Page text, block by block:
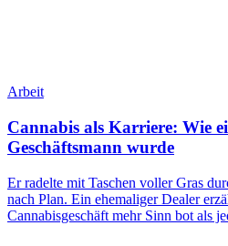
Arbeit
Cannabis als Karriere: Wie
Geschäftsmann wurde
Er radelte mit Taschen voller Gras
nach Plan. Ein ehemaliger Dealer
Cannabisgeschäft mehr Sinn bot als